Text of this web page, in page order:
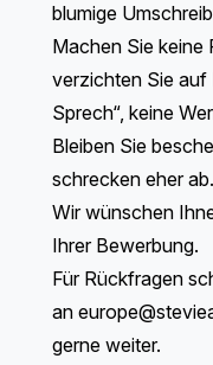
blumige
Machen Sie keine
verzichten Sie auf
Sprech“, keine
Bleiben Sie
schrecken eher ab.
Wir wünschen
Ihrer Bewerbung.
Für Rückfragen
an
gerne weiter.